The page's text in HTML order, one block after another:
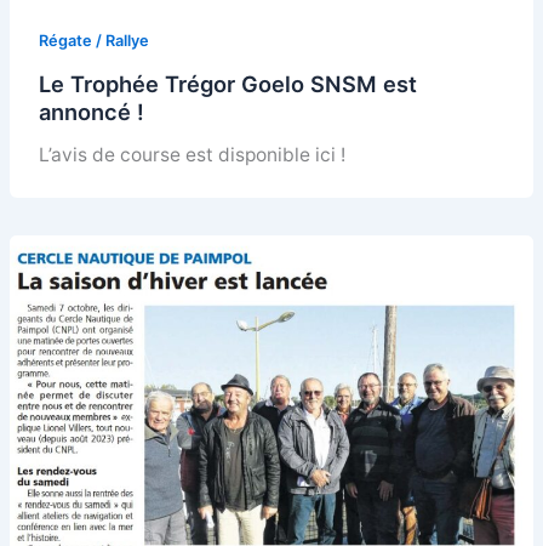
Régate / Rallye
Le Trophée Trégor Goelo SNSM est
annoncé !
L’avis de course est disponible ici !